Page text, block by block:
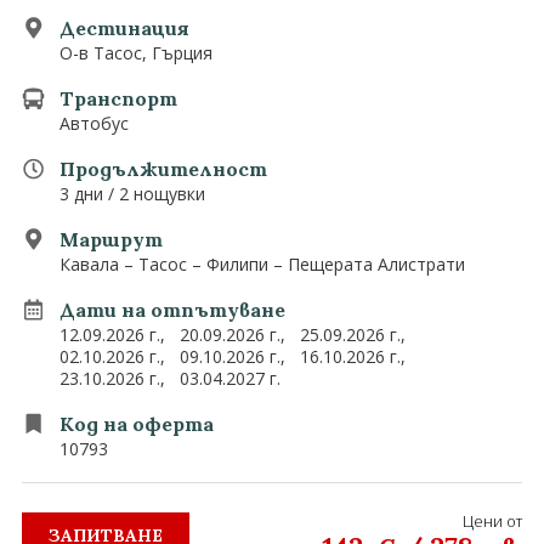
Екзотични
Последвайте ни
Дестинация
О-в Тасос, Гърция
Транспорт
Автобус
Продължителност
3 дни / 2 нощувки
Маршрут
Кавала – Тасос – Филипи – Пещерата Алистрати
Дати на отпътуване
12.09.2026 г., 20.09.2026 г., 25.09.2026 г.,
02.10.2026 г., 09.10.2026 г., 16.10.2026 г.,
23.10.2026 г., 03.04.2027 г.
Код на оферта
10793
ЗАПИТВАНЕ
Цени от